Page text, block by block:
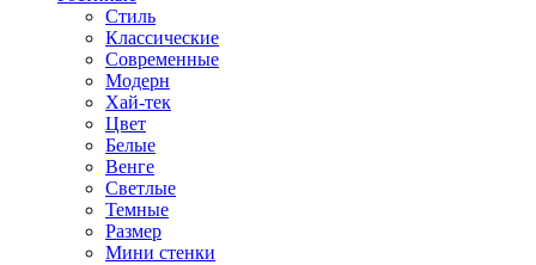
Стиль
Классические
Современные
Модерн
Хай-тек
Цвет
Белые
Венге
Светлые
Темные
Размер
Мини стенки